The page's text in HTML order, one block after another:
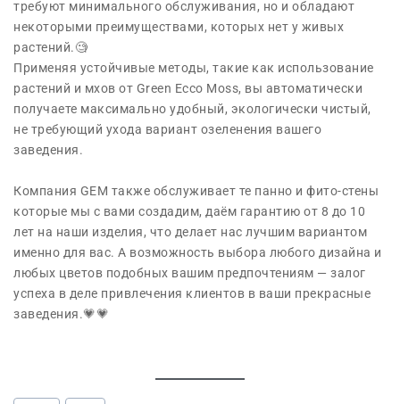
требуют минимального обслуживания, но и обладают
некоторыми преимуществами, которых нет у живых
растений.🧐
Применяя устойчивые методы, такие как использование
растений и мхов от Green Ecco Moss, вы автоматически
получаете максимально удобный, экологически чистый,
не требующий ухода вариант озеленения вашего
заведения.
Компания GEM также обслуживает те панно и фито-стены
которые мы с вами создадим, даём гарантию от 8 до 10
лет на наши изделия, что делает нас лучшим вариантом
именно для вас. А возможность выбора любого дизайна и
любых цветов подобных вашим предпочтениям — залог
успеха в деле привлечения клиентов в ваши прекрасные
заведения.💗💗